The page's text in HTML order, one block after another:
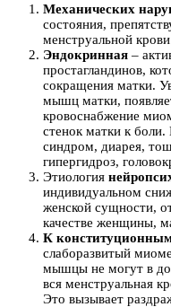
Механических
состояния,
менструальной
Эндокринная –
простагландинов,
сокращения матки.
мышц матки,
кровоснабжение
стенок матки к боли.
синдром, диарея,
гипергидроз,
Этиология
индивидуальном
женской сущности,
качестве женщины,
К
слаборазвитый
мышцы не могут в
вся менструальная
Это вызывает